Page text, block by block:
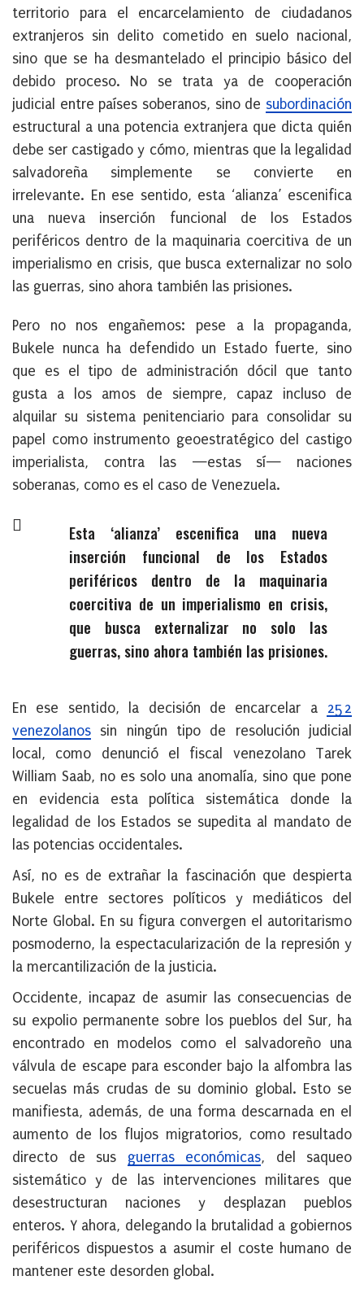
territorio para el encarcelamiento de ciudadanos
extranjeros sin delito cometido en suelo nacional,
sino que se ha desmantelado el principio básico del
debido proceso. No se trata ya de cooperación
judicial entre países soberanos, sino de subordinación
estructural a una potencia extranjera que dicta quién
debe ser castigado y cómo, mientras que la legalidad
salvadoreña simplemente se convierte en
irrelevante. En ese sentido, esta ‘alianza’ escenifica
una nueva inserción funcional de los Estados
periféricos dentro de la maquinaria coercitiva de un
imperialismo en crisis, que busca externalizar no solo
las guerras, sino ahora también las prisiones.
Pero no nos engañemos: pese a la propaganda,
Bukele nunca ha defendido un Estado fuerte, sino
que es el tipo de administración dócil que tanto
gusta a los amos de siempre, capaz incluso de
alquilar su sistema penitenciario para consolidar su
papel como instrumento geoestratégico del castigo
imperialista, contra las —estas sí— naciones
soberanas, como es el caso de Venezuela.
Esta ‘alianza’ escenifica una nueva
inserción funcional de los Estados
periféricos dentro de la maquinaria
coercitiva de un imperialismo en crisis,
que busca externalizar no solo las
guerras, sino ahora también las prisiones.
En ese sentido, la decisión de encarcelar a 252
venezolanos sin ningún tipo de resolución judicial
local, como denunció el fiscal venezolano Tarek
William Saab, no es solo una anomalía, sino que pone
en evidencia esta política sistemática donde la
legalidad de los Estados se supeditaal mandato de
las potencias occidentales.
Así, no es de extrañar la fascinación que despierta
Bukele entre sectores políticos y mediáticos del
Norte Global. En su figura convergen el autoritarismo
posmoderno, la espectacularización de la represión y
la mercantilización de la justicia.
Occidente, incapaz de asumir las consecuencias de
su expolio permanente sobre los pueblos del Sur, ha
encontrado en modelos como el salvadoreño una
válvula de escape para esconder bajo la alfombra las
secuelas más crudas de su dominio global. Esto se
manifiesta, además, de una forma descarnada en el
aumento de los flujos migratorios, como resultado
directo de sus guerras económicas, del saqueo
sistemático y de las intervenciones militares que
desestructuran naciones y desplazan pueblos
enteros. Y ahora, delegando la brutalidad a gobiernos
periféricos dispuestos a asumir el coste humano de
mantener este desorden global.